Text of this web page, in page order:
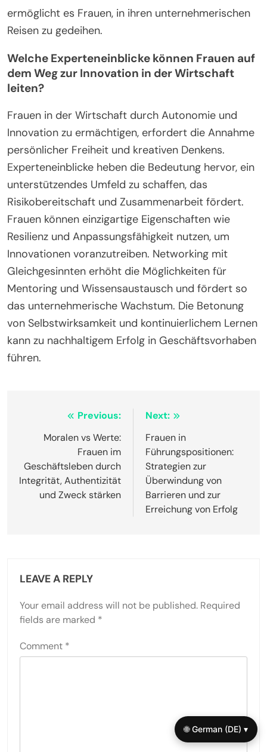
ermöglicht es Frauen, in ihren unternehmerischen
Reisen zu gedeihen.
Welche Experteneinblicke können Frauen auf
dem Weg zur Innovation in der Wirtschaft
leiten?
Frauen in der Wirtschaft durch Autonomie und
Innovation zu ermächtigen, erfordert die Annahme
persönlicher Freiheit und kreativen Denkens.
Experteneinblicke heben die Bedeutung hervor, ein
unterstützendes Umfeld zu schaffen, das
Risikobereitschaft und Zusammenarbeit fördert.
Frauen können einzigartige Eigenschaften wie
Resilienz und Anpassungsfähigkeit nutzen, um
Innovationen voranzutreiben. Networking mit
Gleichgesinnten erhöht die Möglichkeiten für
Mentoring und Wissensaustausch und fördert so
das unternehmerische Wachstum. Die Betonung
von Selbstwirksamkeit und kontinuierlichem Lernen
kann zu nachhaltigem Erfolg in Geschäftsvorhaben
führen.
navigation
Previous:
Moralen vs Werte:
Frauen im
Geschäftsleben durch
Integrität, Authentizität
und Zweck stärken
Next:
Frauen in
Führungspositionen:
Strategien zur
Überwindung von
Barrieren und zur
Erreichung von Erfolg
LEAVE A REPLY
Your email address will not be published. Required
fields are marked *
Comment *
🌐 German (DE) ▾